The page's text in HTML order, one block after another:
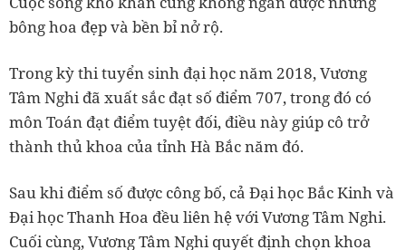
bông hoa đẹp và bền bỉ nở rộ.
Trong kỳ thi tuyển sinh đại học năm 2018, Vương
Tâm Nghi đã xuất sắc đạt số điểm 707, trong đó có
môn Toán đạt điểm tuyệt đối, điều này giúp cô trở
thành thủ khoa của tỉnh Hà Bắc năm đó.
Sau khi điểm số được công bố, cả Đại học Bắc Kinh và
Đại học Thanh Hoa đều liên hệ với Vương Tâm Nghi.
Cuối cùng, Vương Tâm Nghi quyết định chọn khoa